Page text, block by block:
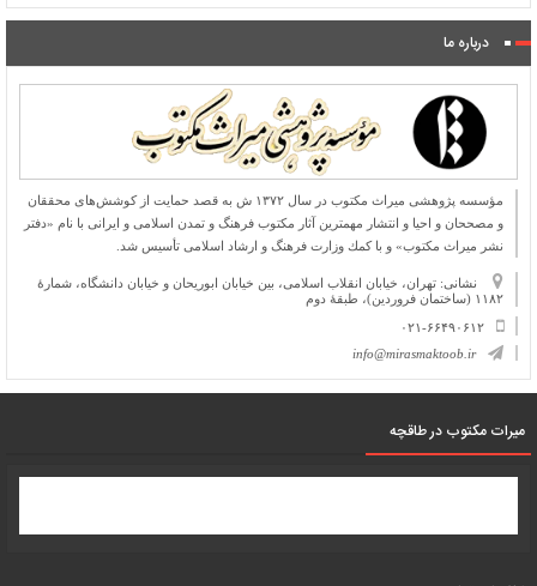
درباره ما
مؤسسه پژوهشی میراث مكتوب در سال ۱۳۷۲ ش به قصد حمایت از كوشش‌های محققان
و مصححان و احیا و انتشار مهمترین آثار مكتوب فرهنگ و تمدن اسلامی و ایرانی با نام «دفتر
نشر میراث مكتوب» و با كمك وزارت فرهنگ و ارشاد اسلامی تأسیس شد.
نشانی: تهران، خیابان انقلاب اسلامی، بین خیابان ابوریحان و خیابان دانشگاه، شمارۀ
۱۱۸۲ (ساختمان فروردین)، طبقۀ دوم
۰۲۱-۶۶۴۹۰۶۱۲
info@mirasmaktoob.ir
میرات مکتوب در طاقچه